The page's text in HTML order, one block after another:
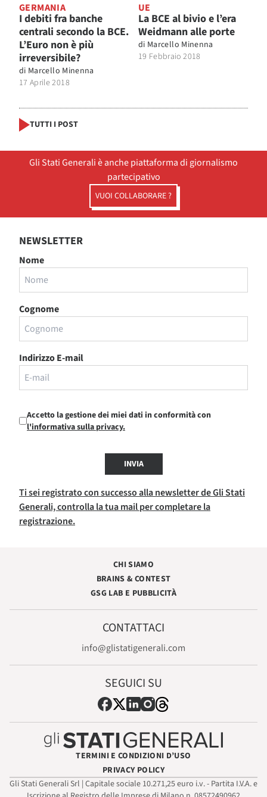
GERMANIA
I debiti fra banche
centrali secondo la BCE.
L’Euro non è più
irreversibile?
di Marcello Minenna
17 Aprile 2018
UE
La BCE al bivio e l’era
Weidmann alle porte
di Marcello Minenna
19 Febbraio 2018
TUTTI I POST
Gli Stati Generali è anche piattaforma di giornalismo
partecipativo
VUOI COLLABORARE ?
NEWSLETTER
Nome
Cognome
Indirizzo E-mail
Accetto la gestione dei miei dati in conformità con
l'informativa sulla privacy.
INVIA
Ti sei registrato con successo alla newsletter de Gli Stati
Generali, controlla la tua mail per completare la
registrazione.
CHI SIAMO
BRAINS & CONTEST
GSG LAB E PUBBLICITÀ
CONTATTACI
info@glistatigenerali.com
SEGUICI SU
TERMINI E CONDIZIONI D’USO
PRIVACY POLICY
Gli Stati Generali Srl | Capitale sociale 10.271,25 euro i.v. - Partita I.V.A. e